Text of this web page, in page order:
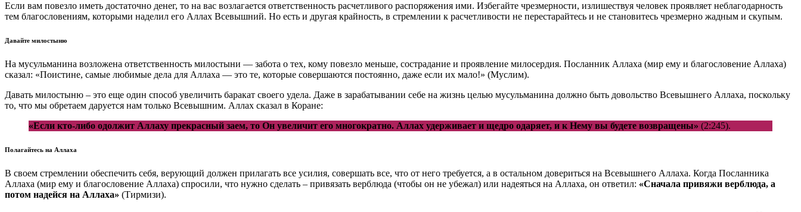
Если вам повезло иметь достаточно денег, то на вас возлагается ответственность расчетливого распоряжения ими. Избегайте чрезмерности, излишествуя человек проявляет неблагодарность
тем благословениям, которыми наделил его Аллах Всевышний. Но есть и другая крайность, в стремлении к расчетливости не перестарайтесь и не становитесь чрезмерно жадным и скупым.
Давайте милостыню
На мусульманина возложена ответственность милостыни — забота о тех, кому повезло меньше, сострадание и проявление милосердия. Посланник Аллаха (мир ему и благословение Аллаха)
сказал: «Поистине, самые любимые дела для Аллаха — это те, которые совершаются постоянно, даже если их мало!» (Муслим).
Давать милостыню – это еще один способ увеличить баракат своего удела. Даже в зарабатывании себе на жизнь целью мусульманина должно быть довольство Всевышнего Аллаха, поскольку
то, что мы обретаем даруется нам только Всевышним. Аллах сказал в Коране:
«Если кто-либо одолжит Аллаху прекрасный заем, то Он увеличит его многократно. Аллах удерживает и щедро одаряет, и к Нему вы будете возвращены» (2:245).
Полагайтесь на Аллаха
В своем стремлении обеспечить себя, верующий должен прилагать все усилия, совершать все, что от него требуется, а в остальном довериться на Всевышнего Аллаха. Когда Посланника
Аллаха (мир ему и благословение Аллаха) спросили, что нужно сделать – привязать верблюда (чтобы он не убежал) или надеяться на Аллаха, он ответил: «Сначала привяжи верблюда, а
потом надейся на Аллаха» (Тирмизи).